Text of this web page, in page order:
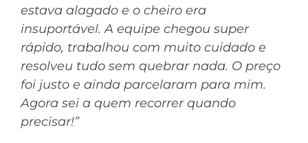
estava alagado e o cheiro era
insuportável. A equipe chegou super
rápido, trabalhou com muito cuidado e
resolveu tudo sem quebrar nada. O preço
foi justo e ainda parcelaram para mim.
Agora sei a quem recorrer quando
precisar!”